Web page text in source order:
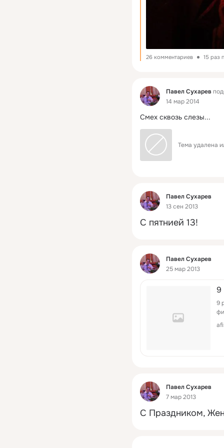
26 комментариев 15 раз
Фид Павел Сухарев
14 мар 2014
Смех сквозь слезы...
Тема удалена
Фид
Павел Сухарев
13 сен 2013
C пятнией 13!
Фид
Павел Сухарев
25 мар 2013
9
9
Фид
Павел Сухарев
7 мар 2013
С Праздником,